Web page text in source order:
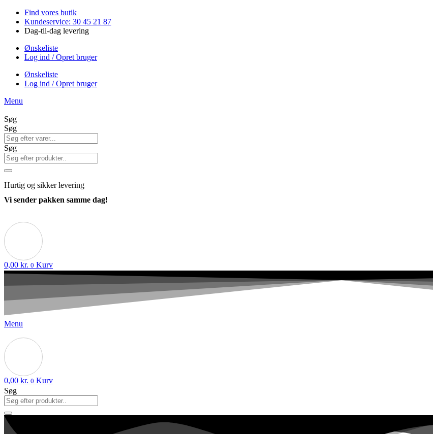
Videre
indhold
Find vores butik
Kundeservice: 30 45 21 87
Dag-til-dag levering
Ønskeliste
Log ind / Opret bruger
Ønskeliste
Log ind / Opret bruger
Menu
Søg
Søg
Søg
Hurtig og sikker levering
Vi sender pakken samme dag!
0,00 kr. 0 Kurv
Menu
0,00 kr. 0 Kurv
Søg